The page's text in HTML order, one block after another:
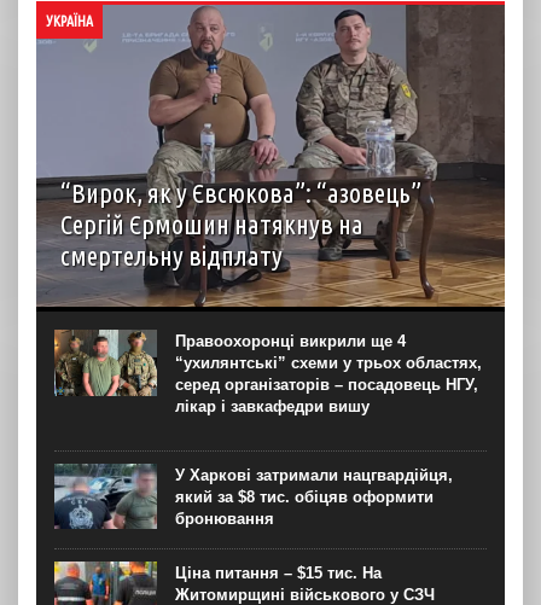
УКРАЇНА
“Вирок, як у Євсюкова”: “азовець”
Сергій Єрмошин натякнув на
смертельну відплату
Капітан Сергій Єрмошин (“Єрмалай”), колишній
військовополонений, а нині – заступник командира
бригади з тилу, начальник тилу 12-ї бригади
спеціального призначення НГУ “Азов”, вважає, що усіх
росіян, дотичних до репресій...
Правоохоронці викрили ще 4
“ухилянтські” схеми у трьох областях,
серед організаторів – посадовець НГУ,
лікар і завкафедри вишу
У Харкові затримали нацгвардійця,
який за $8 тис. обіцяв оформити
бронювання
Ціна питання – $15 тис. На
Житомирщині військового у СЗЧ